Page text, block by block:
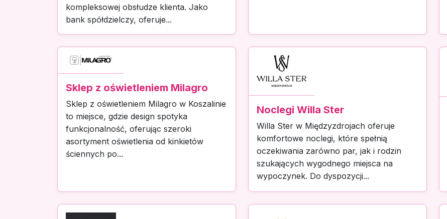
kompleksowej obsłudze klienta. Jako
bank spółdzielczy, oferuje...
Sklep z oświetleniem Milagro
Sklep z oświetleniem Milagro w Koszalinie
to miejsce, gdzie design spotyka
funkcjonalność, oferując szeroki
asortyment oświetlenia od kinkietów
ściennych po...
Noclegi Willa Ster
Willa Ster w Międzyzdrojach oferuje
komfortowe noclegi, które spełnią
oczekiwania zarówno par, jak i rodzin
szukających wygodnego miejsca na
wypoczynek. Do dyspozycji...